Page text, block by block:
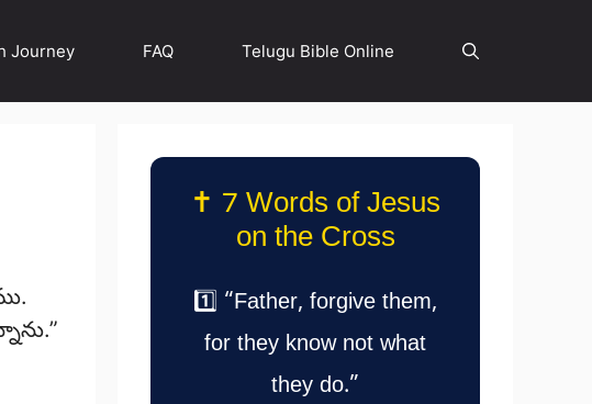
Journey FAQ Telugu Bible Online
✝️ 7 Words of Jesus
on the Cross
1️⃣ “Father, forgive them,
for they know not what
they do.”